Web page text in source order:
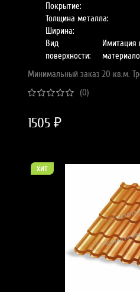
Покрытие:
Толщина металла:
Ширина:
Вид
поверхности:
Имитация
Минимальный заказ 20 кв.м.
(0)
1505 ₽
хит